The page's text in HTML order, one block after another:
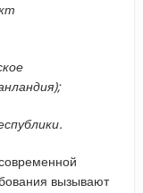
вызывают